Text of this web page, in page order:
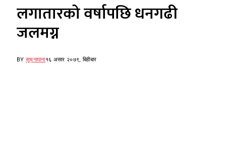
लगातारको वर्षापछि धनगढी
जलमग्न
BY सूचनापाना१६ असार २०७९, बिहीबार